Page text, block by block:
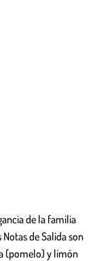
de la familia
de Salida son
(pomelo) y limón